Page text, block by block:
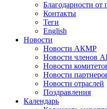
Благодарности от
Контакты
Теги
English
Новости
Новости АКМР
Новости членов
Новости
Новости
Новости отраслей
Поздравления
Календарь